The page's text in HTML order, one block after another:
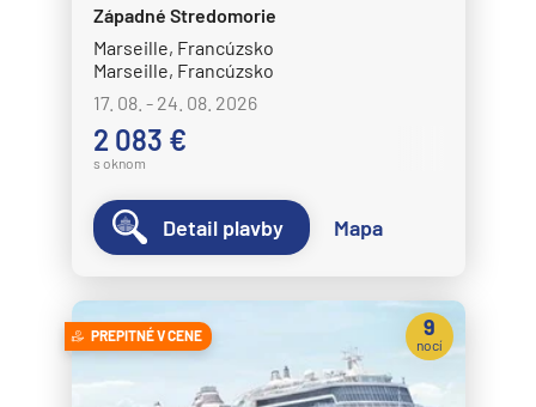
Norwegian Encore
Norwegian Epic
Norwegian Escape
Norwegian Gem
Norwegian Jade
Norwegian Jewel
Norwegian Luna
Norwegian Pearl
Západné Stredomorie
Marseille, Francúzsko
Marseille, Francúzsko
17. 08. - 24. 08. 2026
2 083 €
s oknom
Detail plavby Mapa
PREPITNÉ V CENE 9
nocí